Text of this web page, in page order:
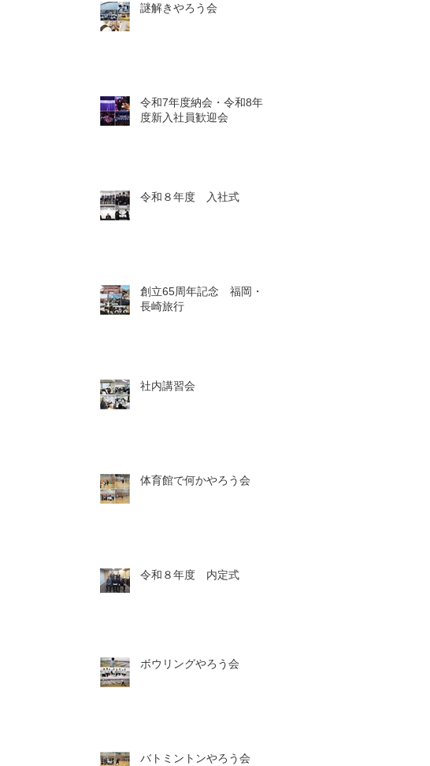
謎解きやろう会
令和7年度納会・令和8年
度新入社員歓迎会
令和８年度 入社式
創立65周年記念 福岡・
長崎旅行
社内講習会
体育館で何かやろう会
令和８年度 内定式
ボウリングやろう会
バトミントンやろう会